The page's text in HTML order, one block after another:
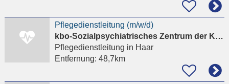
Pflegedienstleitung (m/w/d)
kbo-Sozialpsychiatrisches Zentrum der Kliniken des Bezirks Oberbayern gemeinnüt
Pflegedienstleitung in Haar
Entfernung: 48,7km